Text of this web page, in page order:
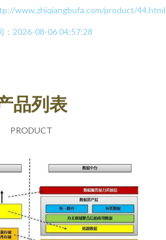
www.zhiqiangbufa.com/product/44.html
：2026-08-06 04:57:28
品列表
PRODUCT